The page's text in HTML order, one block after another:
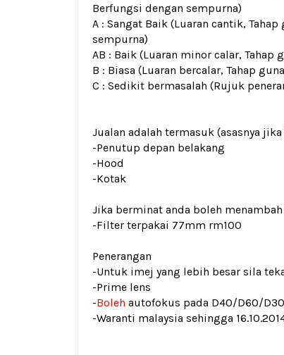
Berfungsi dengan sempurna)
A : Sangat Baik (Luaran cantik,
sempurna)
AB : Baik (Luaran minor calar,
B : Biasa (Luaran bercalar, Tahap
C : Sedikit bermasalah (Rujuk
Jualan adalah termasuk (asasnya
-Penutup depan belakang
-Hood
-Kotak
Jika berminat anda boleh
-Filter terpakai 77mm rm100
Penerangan
-Untuk imej yang lebih besar sila
-Prime lens
-Boleh autofokus pada D40/D60/
-Waranti malaysia sehingga